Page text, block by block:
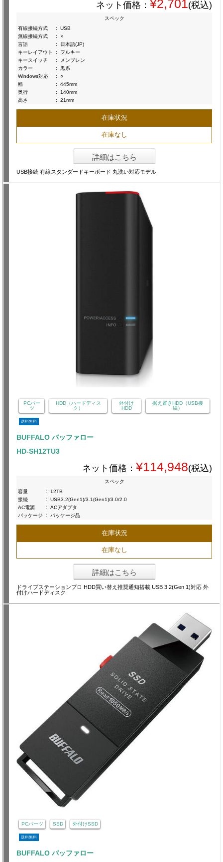
ネット価格： ¥2,701 (税込)
スペック
有線接続方式
:
USB
無線接続方式
:
×
言語
:
日本語(JP)
キーレイアウト
:
フルキー
キースイッチ
:
メンブレン
カラー
:
黒系
Windows対応
:
○
幅
:
445mm
奥行
:
140mm
高さ
: 21mm
在庫状況
在庫なし
詳細はこちら
USB接続 有線スタンダードキーボード 丸洗い対応モデル
PCパー
ツ
HDD（ハードディス
ク）
外付け
HDD
据え置きHDD（USB接
続）
送料無料
BUFFALO バッファロー
HD-SH12TU3
ネット価格： ¥114,948(税込)
スペック
容量
:
12TB
接続
:
USB3.2(Gen1)/3.1(Gen1)/3.0/2.0
AC電源
:
ACアダプタ
パッケージ
: パッケージ品
在庫状況
在庫なし
詳細はこちら
ドライブステーションプロ HDD買い替え推奨通知搭載 USB 3.2(Gen 1)対応 外
付けハードディスク
PCパーツ SSD 外付けSSD
送料無料
BUFFALO バッファロー